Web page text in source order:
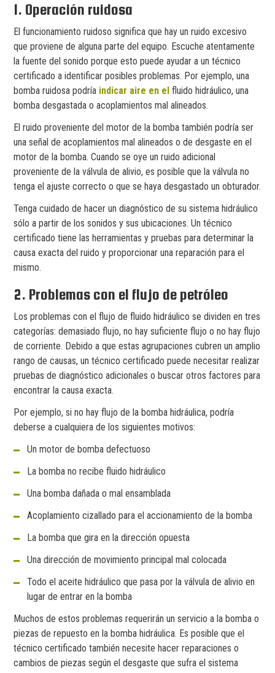
1. Operación ruidosa
El funcionamiento ruidoso significa que hay un ruido excesivo
que proviene de alguna parte del equipo. Escuche atentamente
la fuente del sonido porque esto puede ayudar a un técnico
certificado a identificar posibles problemas. Por ejemplo, una
bomba ruidosa podría indicar aire en el fluido hidráulico, una
bomba desgastada o acoplamientos mal alineados.
El ruido proveniente del motor de la bomba también podría ser
una señal de acoplamientos mal alineados o de desgaste en el
motor de la bomba. Cuando se oye un ruido adicional
proveniente de la válvula de alivio, es posible que la válvula no
tenga el ajuste correcto o que se haya desgastado un obturador.
Tenga cuidado de hacer un diagnóstico de su sistema hidráulico
sólo a partir de los sonidos y sus ubicaciones. Un técnico
certificado tiene las herramientas y pruebas para determinar la
causa exacta del ruido y proporcionar una reparación para el
mismo.
2. Problemas con el flujo de petróleo
Los problemas con el flujo de fluido hidráulico se dividen en tres
categorías: demasiado flujo, no hay suficiente flujo o no hay flujo
de corriente. Debido a que estas agrupaciones cubren un amplio
rango de causas, un técnico certificado puede necesitar realizar
pruebas de diagnóstico adicionales o buscar otros factores para
encontrar la causa exacta.
Por ejemplo, si no hay flujo de la bomba hidráulica, podría
deberse a cualquiera de los siguientes motivos:
Un motor de bomba defectuoso
La bomba no recibe fluido hidráulico
Una bomba dañada o mal ensamblada
Acoplamiento cizallado para el accionamiento de la bomba
La bomba que gira en la dirección opuesta
Una dirección de movimiento principal mal colocada
Todo el aceite hidráulico que pasa por la válvula de alivio en
lugar de entrar en la bomba
Muchos de estos problemas requerirán un servicio a la bomba o
piezas de repuesto en la bomba hidráulica. Es posible que el
técnico certificado también necesite hacer reparaciones o
cambios de piezas según el desgaste que sufra el sistema